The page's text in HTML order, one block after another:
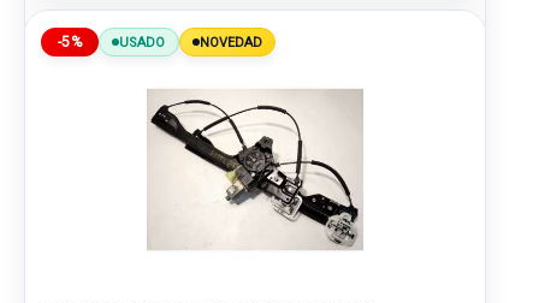
-5% USADO NOVEDAD